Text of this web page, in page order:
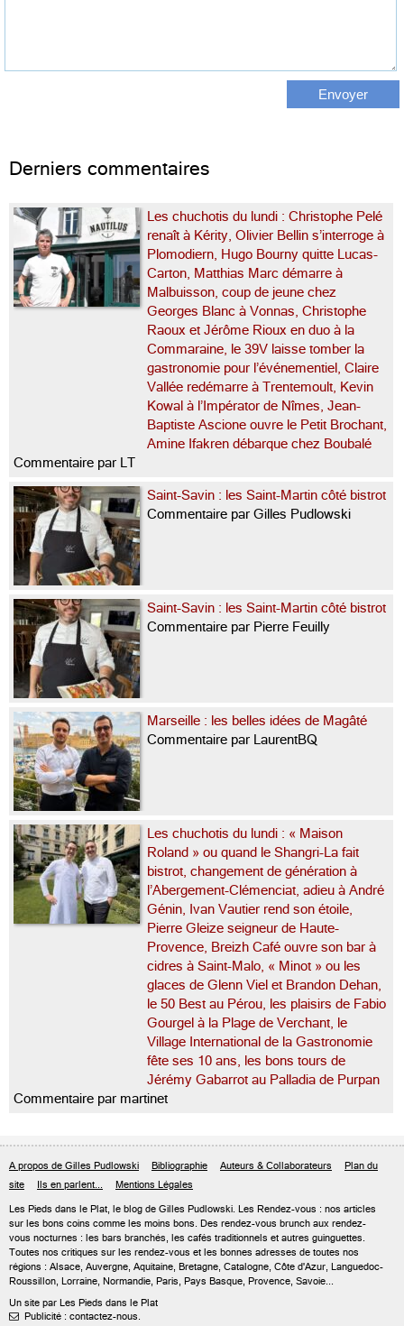
Derniers commentaires
Les chuchotis du lundi : Christophe Pelé
renaît à Kérity, Olivier Bellin s’interroge à
Plomodiern, Hugo Bourny quitte Lucas-
Carton, Matthias Marc démarre à
Malbuisson, coup de jeune chez
Georges Blanc à Vonnas, Christophe
Raoux et Jérôme Rioux en duo à la
Commaraine, le 39V laisse tomber la
gastronomie pour l’événementiel, Claire
Vallée redémarre à Trentemoult, Kevin
Kowal à l’Impérator de Nîmes, Jean-
Baptiste Ascione ouvre le Petit Brochant,
Amine Ifakren débarque chez Boubalé
Commentaire par LT
Saint-Savin : les Saint-Martin côté bistrot
Commentaire par Gilles Pudlowski
Saint-Savin : les Saint-Martin côté bistrot
Commentaire par Pierre Feuilly
Marseille : les belles idées de Magâté
Commentaire par LaurentBQ
Les chuchotis du lundi : « Maison
Roland » ou quand le Shangri-La fait
bistrot, changement de génération à
l’Abergement-Clémenciat, adieu à André
Génin, Ivan Vautier rend son étoile,
Pierre Gleize seigneur de Haute-
Provence, Breizh Café ouvre son bar à
cidres à Saint-Malo, « Minot » ou les
glaces de Glenn Viel et Brandon Dehan,
le 50 Best au Pérou, les plaisirs de Fabio
Gourgel à la Plage de Verchant, le
Village International de la Gastronomie
fête ses 10 ans, les bons tours de
Jérémy Gabarrot au Palladia de Purpan
Commentaire par martinet
A propos de Gilles Pudlowski Bibliographie Auteurs & Collaborateurs
Plan du
site
Ils en parlent... Mentions Légales
Les Pieds dans le Plat, le blog de Gilles Pudlowski. Les Rendez-vous : nos articles
sur les bons coins comme les moins bons. Des rendez-vous brunch aux rendez-
vous nocturnes : les bars branchés, les cafés traditionnels et autres guinguettes.
Toutes nos critiques sur les rendez-vous et les bonnes adresses de toutes nos
régions : Alsace, Auvergne, Aquitaine, Bretagne, Catalogne, Côte d'Azur, Languedoc-
Roussillon, Lorraine, Normandie, Paris, Pays Basque, Provence, Savoie...
Un site par Les Pieds dans le Plat
 Publicité : contactez-nous.